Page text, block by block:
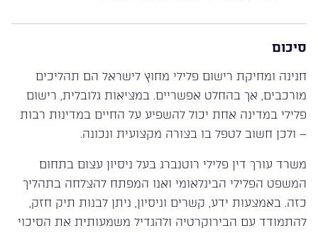
סיכום
חנינה ומחיקת רישום פלילי מחוץ לישראל הם תהליכים
מורכבים, אך בהחלט אפשריים. במציאות גלובלית, רישום
פלילי במדינה אחת יכול להשפיע על החיים במדינות רבות
– ולכן חשוב לטפל בו בצורה מקצועית ונכונה.
משרד עורך דין פלילי רוטנברג בעל ניסיון עצום בתחום
המשפט הפלילי הבינלאומי ואנו המפתח להצלחה בתהליך
כזה. באמצעות ידע, קשרים וניסיון, ניתן לבנות תיק חזק,
להתמודד עם הבירוקרטיה ולהגדיל משמעותית את הסיכוי